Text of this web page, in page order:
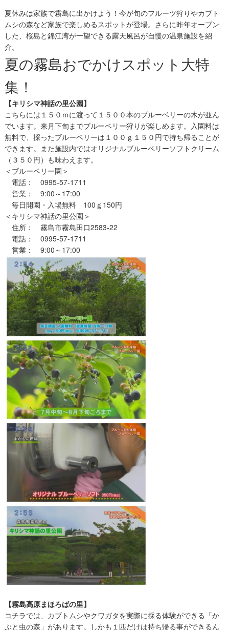
夏休みは家族で霧島に出かけよう！今が旬のフルーツ狩りやカブト
ムシの森など家族で楽しめるスポットが登場。さらに昨年オープン
した、桜島と錦江湾が一望できる露天風呂が自慢の温泉施設を紹
介。
夏の霧島おでかけスポット大特
集！
【キリシマ神話の里公園】
こちらには１５０ｍに渡って１５００本のブルーベリーの木が並ん
でいます。来月下旬までブルーベリー狩りが楽しめます。入園料は
無料で、採ったブルーベリーは１００ｇ１５０円で持ち帰ることが
できます。また施設内ではオリジナルブルーベリーソフトクリーム
（３５０円）も味わえます。
＜ブルーベリー園＞
電話： 0995-57-1711
営業： 9:00～17:00
毎日開園・入場無料 100ｇ150円
＜キリシマ神話の里公園＞
住所： 霧島市霧島田口2583-22
電話： 0995-57-1711
営業： 9:00～17:00
【霧島高原まほろばの里】
コチラでは、カブトムシやクワガタを実際に採る体験ができる「か
ぶと虫の森」があります。しかも１匹だけは持ち帰る事ができるん